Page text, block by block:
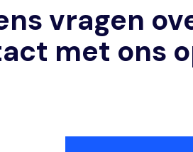
vragen
met ons